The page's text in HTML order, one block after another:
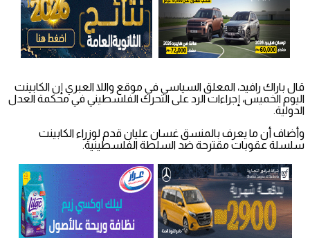
قال باراك رافيد، المعلق السياسي في موقع واللا العبري إن الكابينت
اليوم الخميس، إجراءات الرد على التحرك الفلسطيني في محكمة العدل
الدولية.
وأضاف أن ما يعرف بالمنسق غسان عليان قدم لوزراء الكابينت
سلسلة عقوبات مقترحة ضد السلطة الفلسطينية.